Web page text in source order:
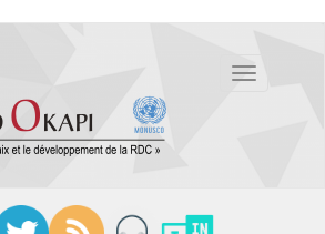
Toggle